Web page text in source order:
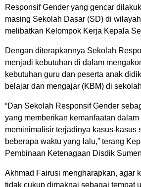
Responsif Gender yang gencar
masing Sekolah Dasar (SD) di
melibatkan Kelompok Kerja Kepala
Dengan diterapkannya Sekolah
menjadi kebutuhan di dalam
kebutuhan guru dan peserta anak
belajar dan mengajar (KBM) di
“Dan Sekolah Responsif Gender
yang memberikan kemanfaatan
meminimalisir terjadinya kasus-kasus
beberapa waktu yang lalu,” terang
Pembinaan Ketenagaan Disdik
Akhmad Fairusi mengharapkan, agar
tidak cukup dimaknai sebagai tempat